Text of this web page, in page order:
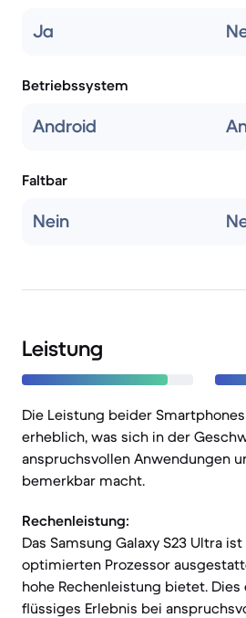
Ja
Betriebssystem
Android
Faltbar
Nein
Leistung
Die Leistung beider
erheblich, was sich in der
anspruchsvollen Anwendungen
bemerkbar macht.
Rechenleistung:
Das Samsung Galaxy S23 Ultra
optimierten Prozessor
hohe Rechenleistung bietet.
flüssiges Erlebnis bei